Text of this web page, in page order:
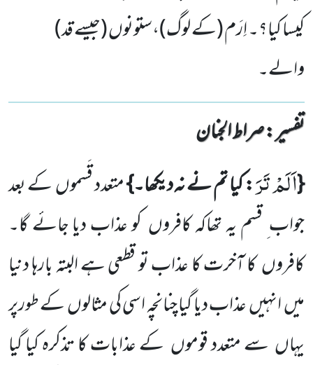
کیسا کیا؟۔ اِرَم (کے لوگ)،ستونوں (جیسے قد)
والے۔
تفسیر : ‎صراط الجنان
{اَلَمْ تَرَ: کیا تم نے نہ دیکھا۔}متعدد قَسموںکے بعد
جواب ِ قسم یہ تھاکہ کافروں کو عذاب دیا جائے گا۔
کافروںکا آخرت کا عذاب تو قطعی ہے البتہ بارہا دنیا
میںانہیںعذاب دیا گیا چنانچہ اسی کی مثالوںکے طورپر
یہاں سے متعدد قوموں کے عذابات کا تذکرہ کیا گیا